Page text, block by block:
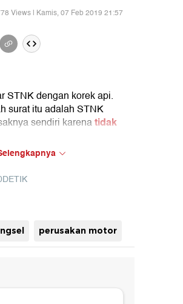
Views | Kamis, 07 Feb 2019 21:57
STNK dengan korek api.
surat itu adalah STNK
sendiri karenatidak
perusakan motor